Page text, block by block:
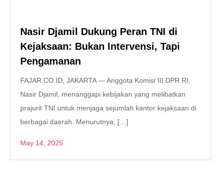
Nasir Djamil Dukung Peran TNI di
Kejaksaan: Bukan Intervensi, Tapi
Pengamanan
FAJAR.CO.ID, JAKARTA — Anggota Komisi III DPR RI,
Nasir Djamil, menanggapi kebijakan yang melibatkan
prajurit TNI untuk menjaga sejumlah kantor kejaksaan di
berbagai daerah. Menurutnya, […]
May 14, 2025